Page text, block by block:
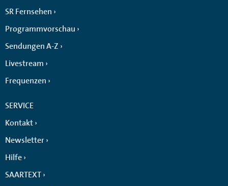
SR Fernsehen
Programmvorschau
Sendungen A-Z
Livestream
Frequenzen
SERVICE
Kontakt
Newsletter
Hilfe
SAARTEXT